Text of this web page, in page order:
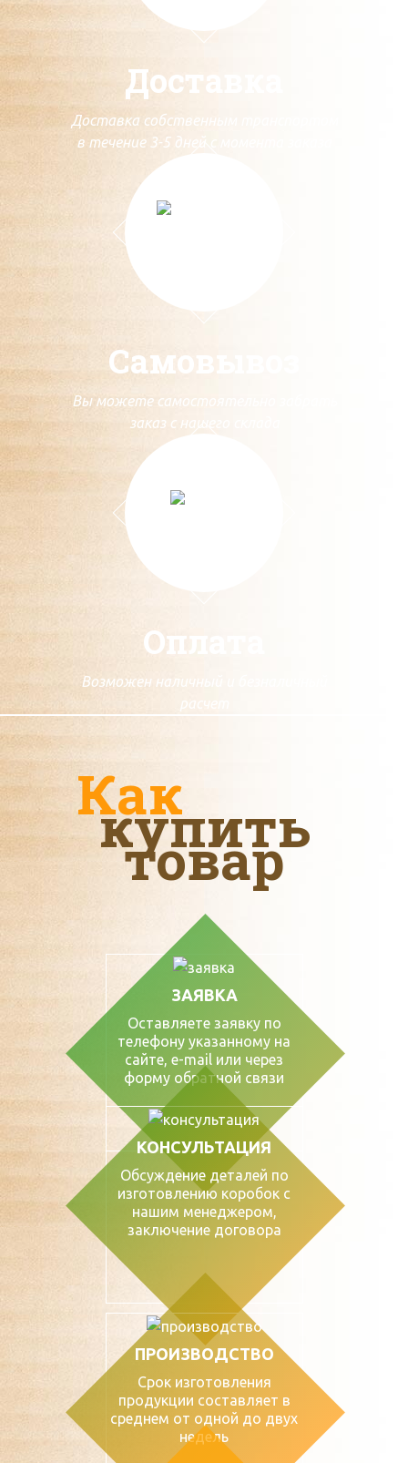
Доставка
Доставка собственным транспортом
в течение 3-5 дней с момента заказа
Самовывоз
Вы можете самостоятельно забрать
заказ с нашего склада
Оплата
Возможен наличный и безналичный
расчет
Как
купить
товар
ЗАЯВКА
Оставляете заявку по
телефону указанному на
сайте, е-mail или через
форму обратной связи
КОНСУЛЬТАЦИЯ
Обсуждение деталей по
изготовлению коробок с
нашим менеджером,
заключение договора
ПРОИЗВОДСТВО
Срок изготовления
продукции составляет в
среднем от одной до двух
недель